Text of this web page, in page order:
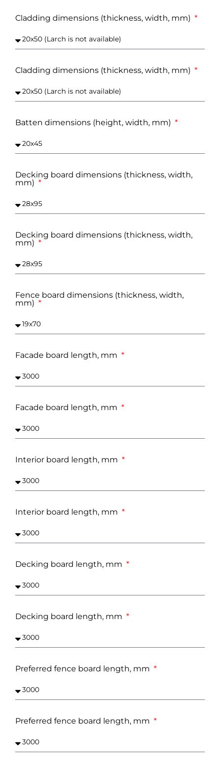
Cladding dimensions (thickness, width, mm)
Cladding dimensions (thickness, width, mm)
Batten dimensions (height, width, mm)
Decking board dimensions (thickness, width,
mm)
Decking board dimensions (thickness, width,
mm)
Fence board dimensions (thickness, width,
mm)
Facade board length, mm
Facade board length, mm
Interior board length, mm
Interior board length, mm
Decking board length, mm
Decking board length, mm
Preferred fence board length, mm
Preferred fence board length, mm